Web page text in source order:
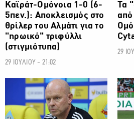
Καϊράτ-Ομόνοια 1-0 (6-
5πεν.): Αποκλεισμός στο
θρίλερ του Αλμάτι για το
"ηρωικό" τριφύλλι
(στιγμιότυπα)
29 ΙΟΥΛΙΟΥ - 21:02
Τα
από
29
ΠΡΩΤΑΘΛΗΜΑ CYTA